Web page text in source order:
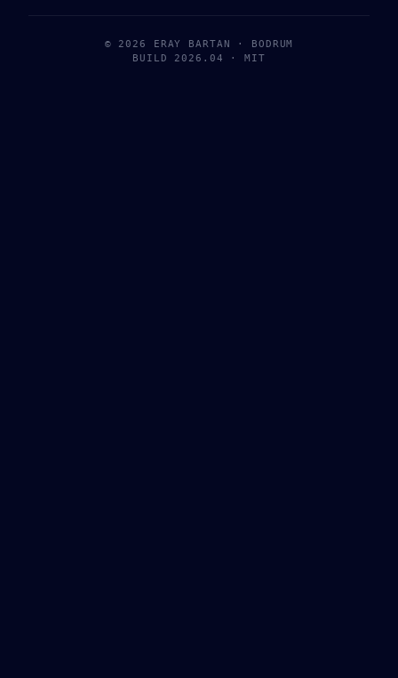
© 2026 ERAY BARTAN · BODRUM
BUILD 2026.04 · MIT